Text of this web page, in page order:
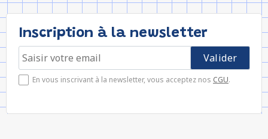
Inscription à la newsletter
En vous inscrivant à la newsletter, vous acceptez nos CGU.